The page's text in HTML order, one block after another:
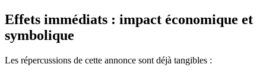
Effets immédiats : impact économique et
symbolique
Les répercussions de cette annonce sont déjà tangibles :